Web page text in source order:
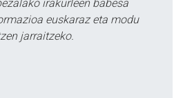
irakurleen babesa
euskaraz eta modu
jarraitzeko.